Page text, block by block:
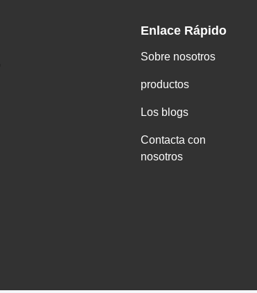
Enlace Rápido
Sobre nosotros
productos
Los blogs
Contacta con
nosotros